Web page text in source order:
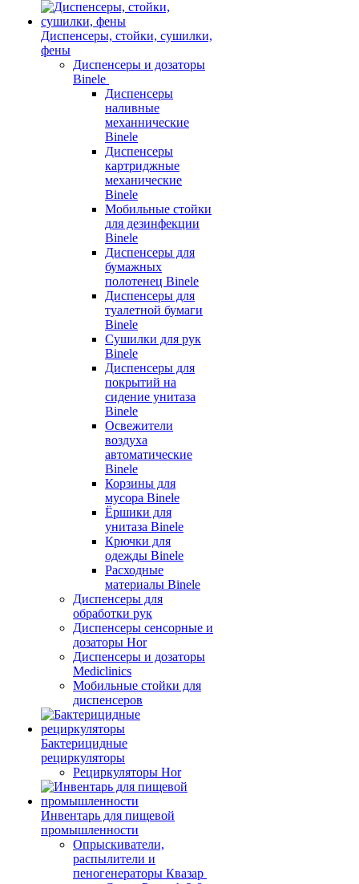
Диспенсеры, стойки, сушилки,
фены
Диспенсеры и дозаторы
Binele
Диспенсеры
наливные
механнические
Binele
Диспенсеры
картриджные
механические
Binele
Мобильные стойки
для дезинфекции
Binele
Диспенсеры для
бумажных
полотенец Binele
Диспенсеры для
туалетной бумаги
Binele
Сушилки для рук
Binele
Диспенсеры для
покрытий на
сидение унитаза
Binele
Освежители
воздуха
автоматические
Binele
Корзины для
мусора Binele
Ёршики для
унитаза Binele
Крючки для
одежды Binele
Расходные
материалы Binele
Диспенсеры для
обработки рук
Диспенсеры сенсорные и
дозаторы Hor
Диспенсеры и дозаторы
Mediclinics
Мобильные стойки для
диспенсеров
Бактерицидные
рециркуляторы
Рециркуляторы Hor
Инвентарь для пищевой
промышленности
Опрыскиватели,
распылители и
пеногенераторы Квазар